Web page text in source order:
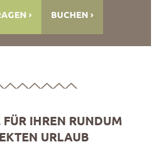
BUCHEN
IHREN RUNDUM
URLAUB